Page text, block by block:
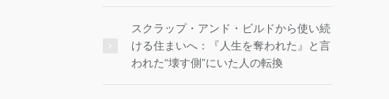
スクラップ・アンド・ビルドから使い続
ける住まいへ：『人生を奪われた』と言
われた“壊す側”にいた人の転換